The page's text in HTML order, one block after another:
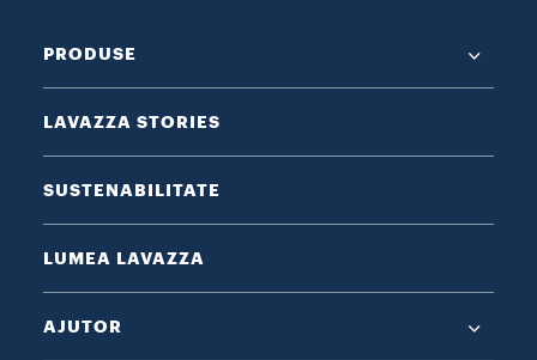
PRODUSE
LAVAZZA STORIES
SUSTENABILITATE
LUMEA LAVAZZA
AJUTOR